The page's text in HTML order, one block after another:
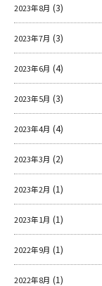
2023年8月 (3)
2023年7月 (3)
2023年6月 (4)
2023年5月 (3)
2023年4月 (4)
2023年3月 (2)
2023年2月 (1)
2023年1月 (1)
2022年9月 (1)
2022年8月 (1)